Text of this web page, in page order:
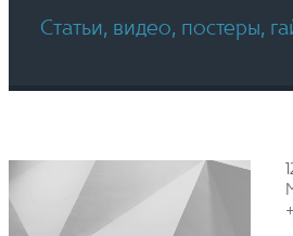
Статьи, видео, постеры,
+